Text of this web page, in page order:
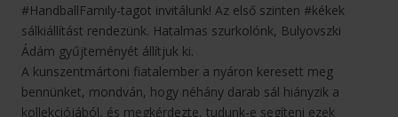
#HandballFamily-tagot invitálunk! Az első szinten #kékek
sálkiállítást rendezünk. Hatalmas szurkolónk, Bulyovszki
Ádám gyűjteményét állítjuk ki.
A kunszentmártoni fiatalember a nyáron keresett meg
bennünket, mondván, hogy néhány darab sál hiányzik a
kollekciójából, és megkérdezte, tudunk-e segíteni ezek